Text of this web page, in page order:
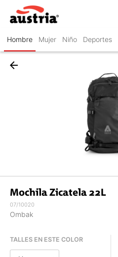
Hombre Mujer Niño Deportes
arrow_back
Mochila Zicatela 22L
07/10020
Ombak
TALLES EN ESTE COLOR